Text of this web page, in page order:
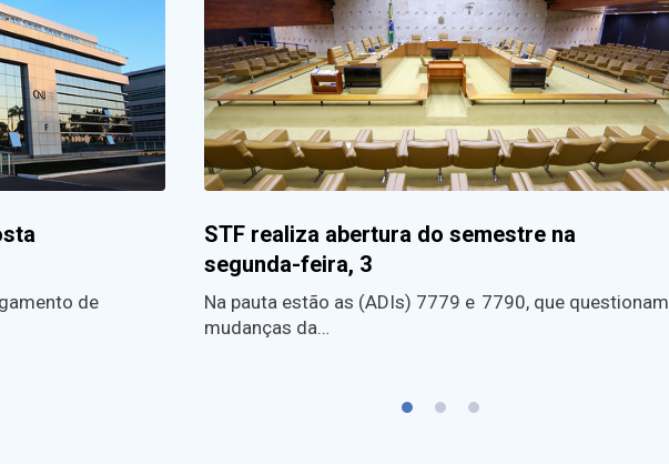
de
STF realiza abertura do semestre na
segunda-feira, 3
Na pauta estão as (ADIs) 7779 e 7790, que questionam
mudanças da…